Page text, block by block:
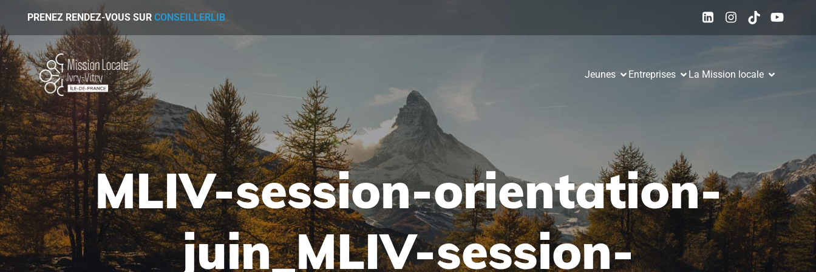
PRENEZ RENDEZ-VOUS SUR CONSEILLERLIB
Jeunes Entreprises La Mission locale
MLIV-session-orientation-
juin_MLIV-session-